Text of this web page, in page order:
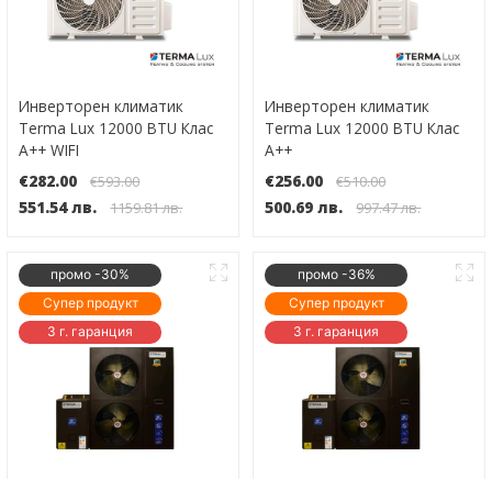
Инверторен климатик
Terma Lux 12000 BTU Клас
А++ WIFI
€282.00
€593.00
551.54 лв. 1159.81 лв.
Инверторен климатик
Terma Lux 12000 BTU Клас
А++
€256.00
€510.00
500.69 лв. 997.47 лв.
промо -30%
Супер продукт
3 г. гаранция
промо -36%
Супер продукт
3 г. гаранция